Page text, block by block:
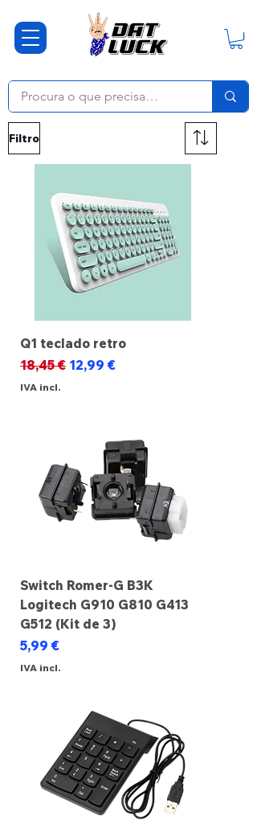
Filtro
Q1 teclado retro
Preço normal
18,45 € Preço promocional
12,99 €
IVA incl.
Switch Romer-G B3K
Logitech G910 G810 G413
G512 (Kit de 3)
Preço
5,99 €
IVA incl.